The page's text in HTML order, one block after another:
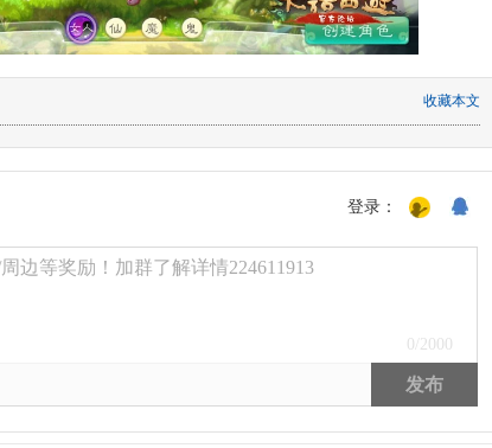
收藏本文
登录：
边等奖励！加群了解详情224611913
0 /2000
发布